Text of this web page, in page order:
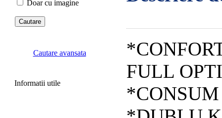
Doar cu imagine
Cautare avansata
Informatii utile
FULL